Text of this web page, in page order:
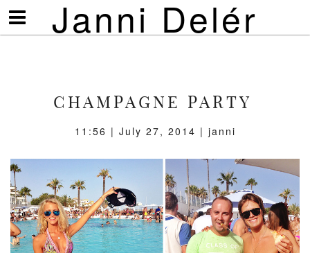
Janni Delér
Visa/göm
meny
CHAMPAGNE PARTY
11:56 | July 27, 2014 | janni